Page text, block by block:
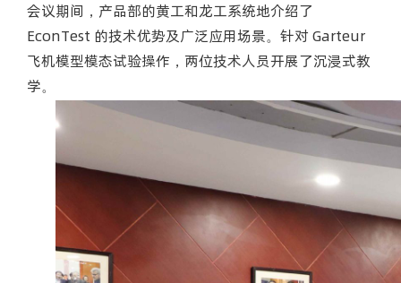
会议期间，产品部的黄工和龙工系统地介绍了
EconTest 的技术优势及广泛应用场景。针对 Garteur
飞机模型模态试验操作，两位技术人员开展了沉浸式教
学。